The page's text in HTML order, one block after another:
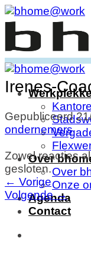
Ga
naar
inhoud
Over
Over
Onze
Agenda
Contact
Irenes-
Gepubliceerd
ondernemers
Zowel reacties
gesloten.
← Vorige
Volgende→